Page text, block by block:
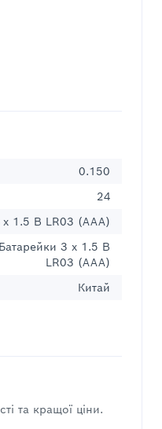
0.150
24
x 1.5 В LR03 (AAA)
3 x 1.5 В
LR03 (AAA)
Китай
та кращої ціни.